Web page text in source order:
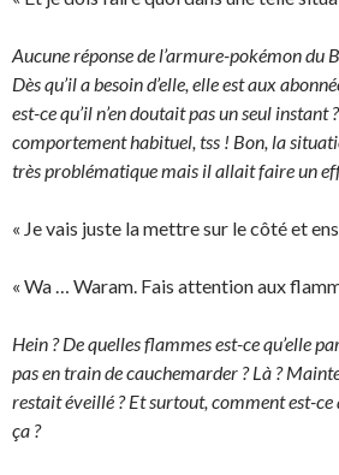
Aucune réponse de l’armure-pokémon du
Dès qu’il a besoin d’elle, elle est aux
est-ce qu’il n’en doutait pas un seul instant
comportement habituel, tss ! Bon, la
très problématique mais il allait faire un
« Je vais juste la mettre sur le côté et
« Wa … Waram. Fais attention aux
Hein ? De quelles flammes est-ce qu’elle
pas en train de cauchemarder ? Là ?
restait éveillé ? Et surtout, comment est-
ça ?